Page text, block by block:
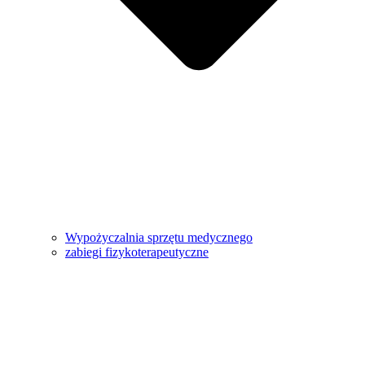
Wypożyczalnia sprzętu medycznego
zabiegi fizykoterapeutyczne